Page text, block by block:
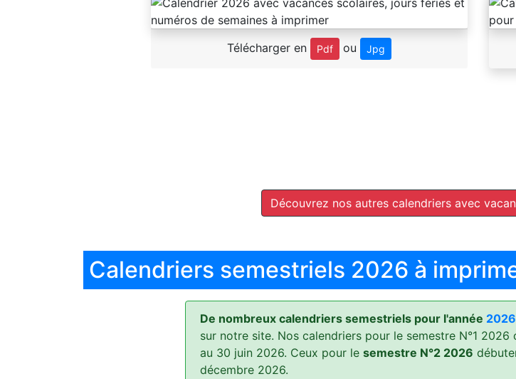
Télécharger en Pdf ou Jpg
Découvrez nos autres calendriers avec
Calendriers semestriels 2026 à
De nombreux calendriers semestriels pour l'année 2026
sur notre site. Nos calendriers pour le semestre N°1
au 30 juin 2026. Ceux pour le semestre N°2 2026
décembre 2026.